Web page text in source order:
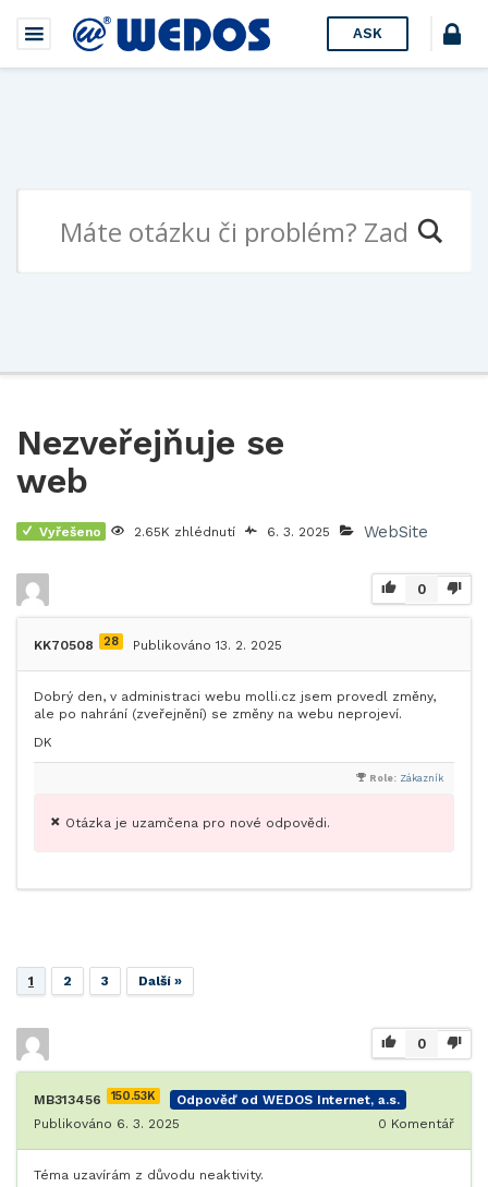
ASK
Nezveřejňuje se
web
Vyřešeno 2.65K zhlédnutí 6. 3. 2025 WebSite
0
KK70508 28 Publikováno 13. 2. 2025
Dobrý den, v administraci webu molli.cz jsem provedl změny,
ale po nahrání (zveřejnění) se změny na webu neprojeví.
DK
Role: Zákazník
Otázka je uzamčena pro nové odpovědi.
1 2 3 Další »
0
MB313456 150.53K
Odpověď od WEDOS Internet, a.s.
Publikováno 6. 3. 2025
0 Komentář
Téma uzavírám z důvodu neaktivity.